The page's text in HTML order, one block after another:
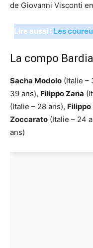
de Giovanni Visconti
Lire aussi : Les
La compo
Sacha Modolo (Italie –
39 ans), Filippo Zana
(Italie – 28 ans),
Zoccarato (Italie – 24
ans)